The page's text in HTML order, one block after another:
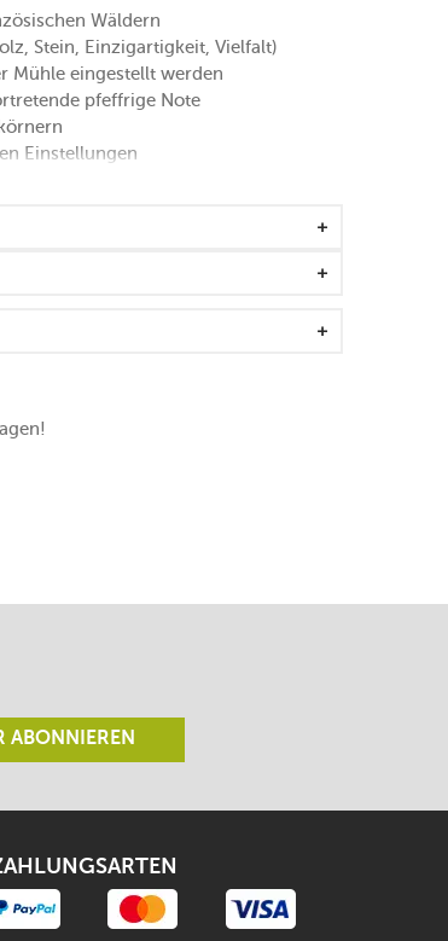
Wäldern
Stein, Einzigartigkeit, Vielfalt)
Mühle eingestellt werden
pfeffrige Note
Einstellungen
ABONNIEREN